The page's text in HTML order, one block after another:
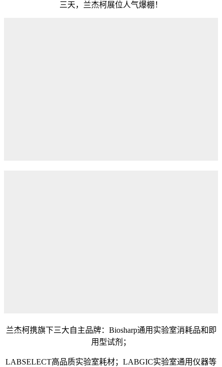
三天，兰杰柯展位人气爆棚！
兰杰柯携旗下三大自主品牌：Biosharp通用实验室消耗品和即
用型试剂；
LABSELECT高品质实验室耗材；LABGIC实验室通用仪器等